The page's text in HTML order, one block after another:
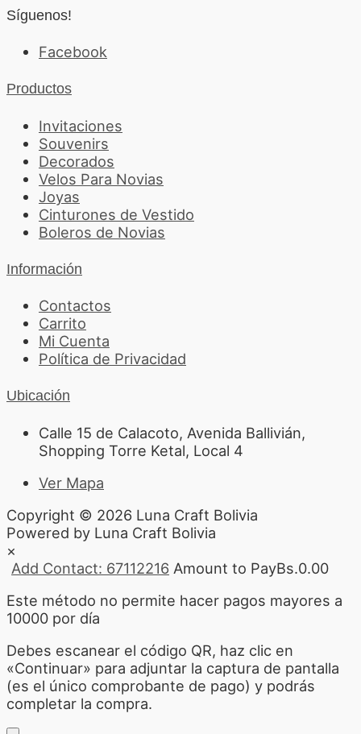
Síguenos!
Facebook
Productos
Invitaciones
Souvenirs
Decorados
Velos Para Novias
Joyas
Cinturones de Vestido
Boleros de Novias
Información
Contactos
Carrito
Mi Cuenta
Política de Privacidad
Ubicación
Calle 15 de Calacoto, Avenida Ballivián,
Shopping Torre Ketal, Local 4
Ver Mapa
Copyright © 2026 Luna Craft Bolivia
Powered by Luna Craft Bolivia
×
Add Contact: 67112216 Amount to PayBs.0.00
Este método no permite hacer pagos mayores a
10000 por día
Debes escanear el código QR, haz clic en
«Continuar» para adjuntar la captura de pantalla
(es el único comprobante de pago) y podrás
completar la compra.